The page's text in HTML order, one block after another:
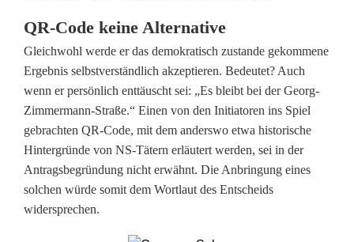
r
a
f
t
ä
t
e
QR-Code keine Alternative
Gleichwohl werde er das demokratisch zustande gekommene
Ergebnis selbstverständlich akzeptieren. Bedeutet? Auch
wenn er persönlich enttäuscht sei: „Es bleibt bei der Georg-
Zimmermann-Straße.“ Einen von den Initiatoren ins Spiel
gebrachten QR-Code, mit dem anderswo etwa historische
Hintergründe von NS-Tätern erläutert werden, sei in der
Antragsbegründung nicht erwähnt. Die Anbringung eines
solchen würde somit dem Wortlaut des Entscheids
widersprechen.